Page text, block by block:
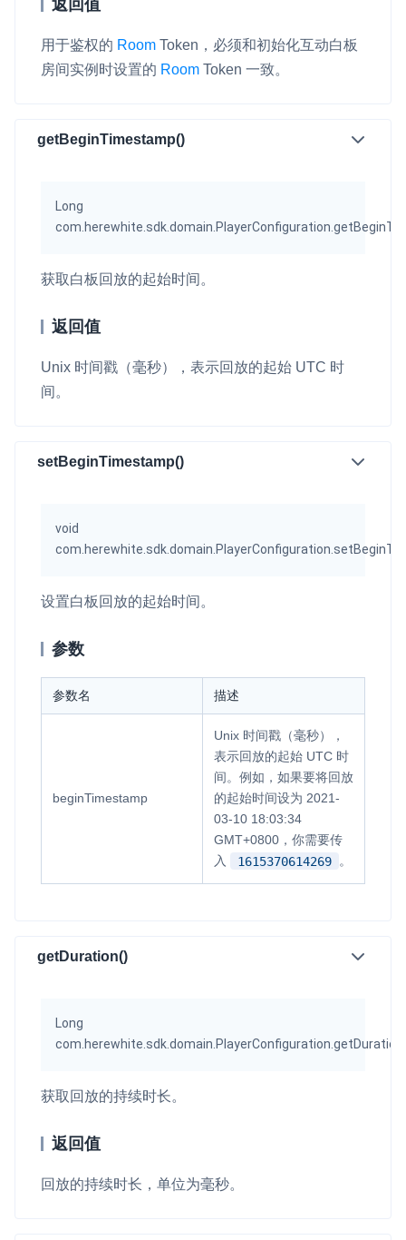
返回值
用于鉴权的 Room Token，必须和初始化互动白板
房间实例时设置的 Room Token 一致。
getBeginTimestamp()
Long
获取白板回放的起始时间。
返回值
Unix 时间戳（毫秒），表示回放的起始 UTC 时
间。
setBeginTimestamp()
void
设置白板回放的起始时间。
参数
参数名 描述
beginTimestamp
Unix 时间戳（毫秒），
表示回放的起始 UTC 时
间。例如，如果要将回放
的起始时间设为 2021-
03-10 18:03:34
GMT+0800，你需要传
入
1615370614269 。
getDuration()
Long
com.herewhite.sdk.domain.PlayerConfiguration.getDuration
获取回放的持续时长。
返回值
回放的持续时长，单位为毫秒。